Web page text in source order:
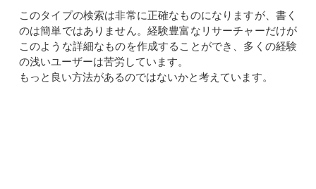
このタイプの検索は非常に正確なものになりますが、書く
のは簡単ではありません。経験豊富なリサーチャーだけが
このような詳細なものを作成することができ、多くの経験
の浅いユーザーは苦労しています。
もっと良い方法があるのではないかと考えています。